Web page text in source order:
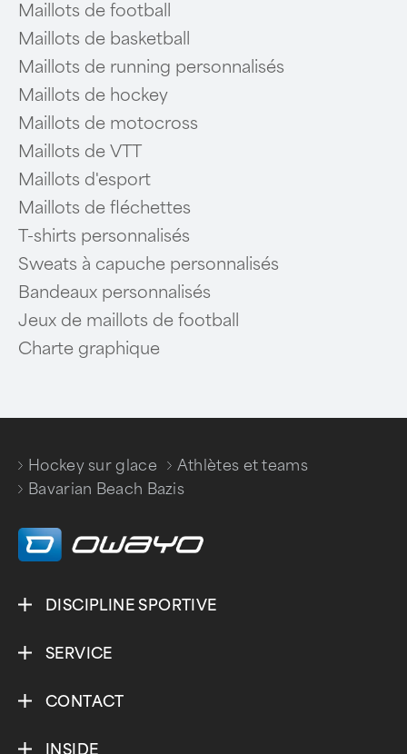
Maillots de football
Maillots de basketball
Maillots de running personnalisés
Maillots de hockey
Maillots de motocross
Maillots de VTT
Maillots d'esport
Maillots de fléchettes
T-shirts personnalisés
Sweats à capuche personnalisés
Bandeaux personnalisés
Jeux de maillots de football
Charte graphique
Hockey sur glace
/
Athlètes et teams
/
Bavarian Beach Bazis
DISCIPLINE SPORTIVE
SERVICE
CONTACT
INSIDE